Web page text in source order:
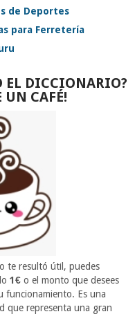
de Deportes
para Ferretería
EL DICCIONARIO?
UN CAFÉ!
te resultó útil, puedes
1€ o el monto que desees
funcionamiento. Es una
que representa una gran